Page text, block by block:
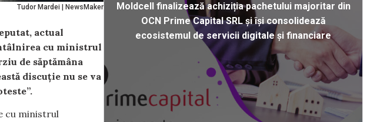
Tudor Mardei | NewsMaker
actual
cu ministrul
de săptămâna
discuție nu se va
cu ministrul
Moldcell finalizează achiziția pachetului majoritar din
OCN Prime Capital SRL și își consolidează
ecosistemul de servicii digitale și financiare